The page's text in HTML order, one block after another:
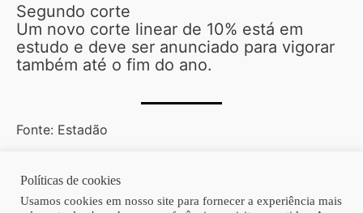
Segundo corte
Um novo corte linear de 10% está em
estudo e deve ser anunciado para vigorar
também até o fim do ano.
Fonte: Estadão
Copyright © 2026 | Homero Costa Advogados
Políticas de cookies
Usamos cookies em nosso site para fornecer a experiência mais